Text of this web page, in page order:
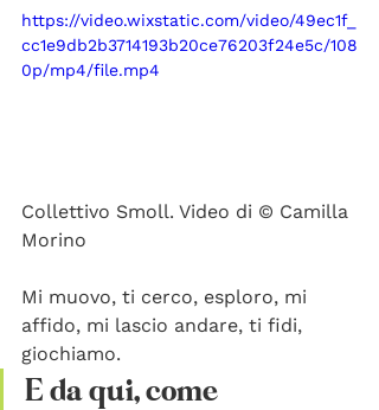
https://video.wixstatic.com/video/49ec1f_
cc1e9db2b3714193b20ce76203f24e5c/108
0p/mp4/file.mp4
Collettivo Smoll. Video di © Camilla
Morino
Mi muovo, ti cerco, esploro, mi
affido, mi lascio andare, ti fidi,
giochiamo.
E da qui, come